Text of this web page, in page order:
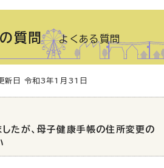
の質問よくある質問
日 令和3年1月31日
たが、母子健康手帳の住所変更の